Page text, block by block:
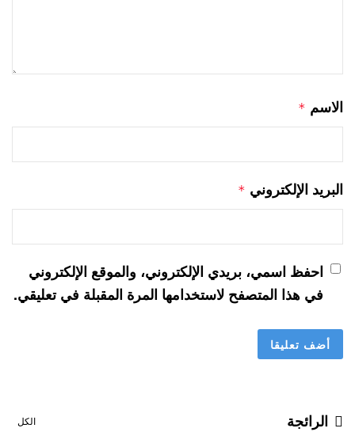
الاسم *
البريد الإلكتروني *
احفظ اسمي، بريدي الإلكتروني، والموقع الإلكتروني
في هذا المتصفح لاستخدامها المرة المقبلة في تعليقي.
الرائجة الكل